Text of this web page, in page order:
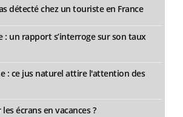
détecté chez un touriste en France
un rapport s’interroge sur son taux
: ce jus naturel attire l'attention des
écrans en vacances ?